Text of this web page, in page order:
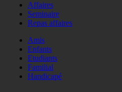
Affaires
Seminaire
Repas affaires
Amis
Enfants
Etudiants
Familial
Handicapé